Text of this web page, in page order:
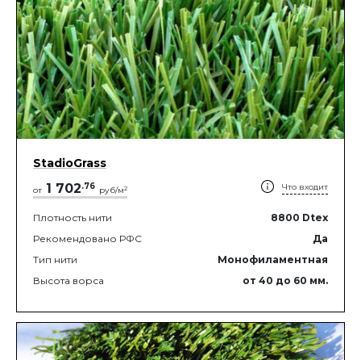
StadioGrass
от 1 702.76 руб/м2 Что входит
Плотность нити 8800 Dtex
Рекомендовано РФС
Да
Тип нити
Монофиламентная
Высота ворса
от 40 до 60 мм.